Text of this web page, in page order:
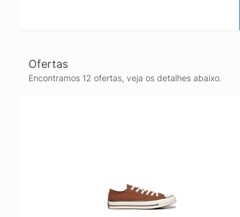
Ofertas
Encontramos 12 ofertas, veja os detalhes abaixo.